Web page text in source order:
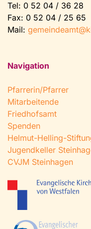
Tel: 0 52 04 / 36 28
Fax: 0 52 04 / 25 65
Mail:
Navigation
Pfarrerin/Pfarrer
Mitarbeitende
Friedhofsamt
Spenden
Helmut-Helling-
Jugendkeller
CVJM Steinhagen